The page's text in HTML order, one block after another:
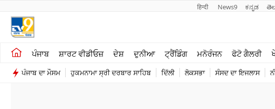
हिन्दी News9 ಕನ್ನಡ
ਪੰਜਾਬ ਸ਼ਾਰਟ ਵੀਡੀਓਜ਼ ਦੇਸ਼ ਦੁਨੀਆ ਟ੍ਰੈਂਡਿੰਗ ਮਨੋਰੰਜਨ ਫੋਟੋ ਗੈਲਰੀ
ਪੰਜਾਬ ਦਾ ਮੌਸਮ ਹੁਕਮਨਾਮਾ ਸ੍ਰੀ ਦਰਬਾਰ ਸਾਹਿਬ ਦਿੱਲੀ ਲੋਕਸਭਾ ਸੰਸਦ ਦਾ ਇਜਲਾਸ
ਖੇਤੀਬਾੜੀ
ਸ਼ਾਰਟ ਵੀਡੀਓਜ਼
ਮਨੋਰੰਜਨ